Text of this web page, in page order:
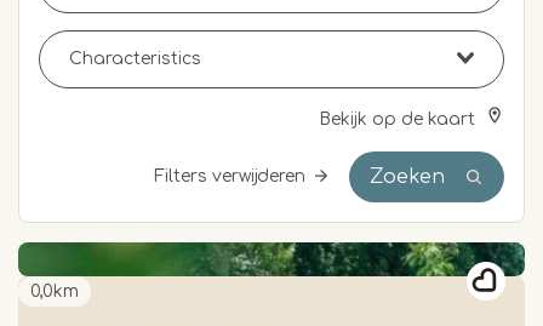
Bekijk op de kaart
Filters verwijderen Zoeken
0,0km